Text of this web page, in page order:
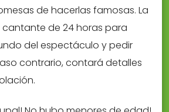
de hacerlas famosas. La
de 24 horas para
del espectáculo y pedir
contrario, contará detalles